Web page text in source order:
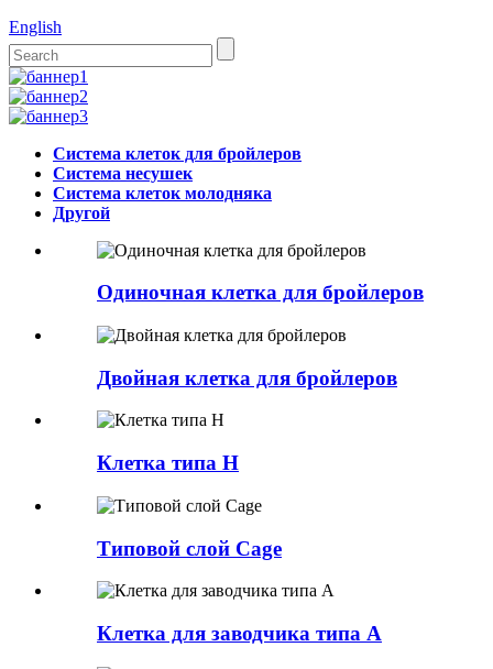
English
Система клеток для бройлеров
Система несушек
Система клеток молодняка
Другой
Одиночная клетка для бройлеров
Двойная клетка для бройлеров
Клетка типа H
Типовой слой Cage
Клетка для заводчика типа A